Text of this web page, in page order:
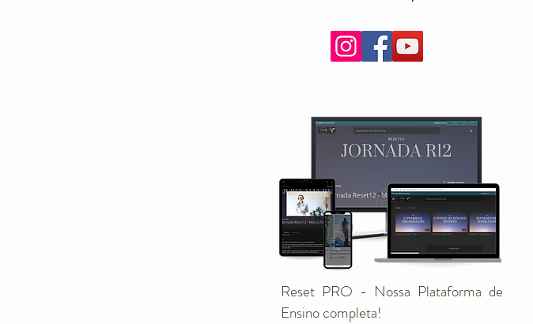
Reset PRO - Nossa Plataforma de
Ensino completa!